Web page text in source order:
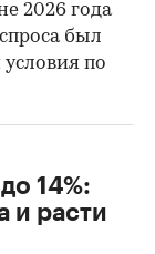
2026 года
был
по
14%:
и расти